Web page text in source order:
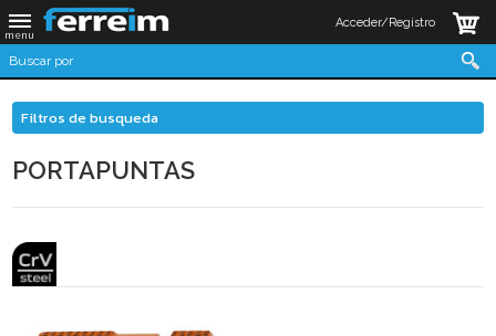
Acceder/Registro
Filtros de busqueda
PORTAPUNTAS